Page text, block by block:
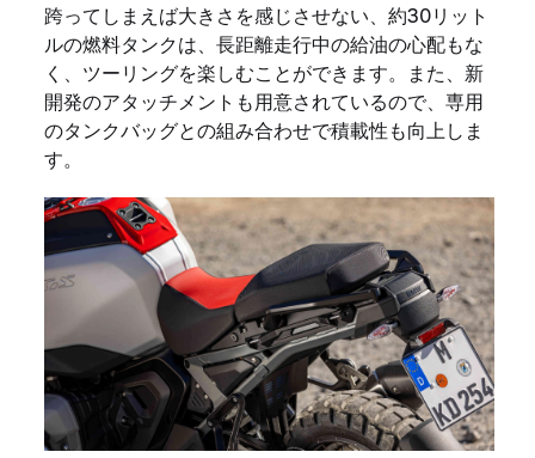
跨ってしまえば大きさを感じさせない、約30リット
ルの燃料タンクは、長距離走行中の給油の心配もな
く、ツーリングを楽しむことができます。また、新
開発のアタッチメントも用意されているので、専用
のタンクバッグとの組み合わせで積載性も向上しま
す。